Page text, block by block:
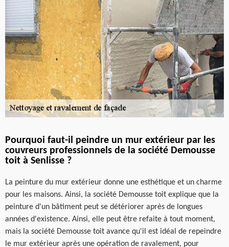
Pourquoi faut-il peindre un mur extérieur par les
couvreurs professionnels de la société Demousse
toit à Senlisse ?
La peinture du mur extérieur donne une esthétique et un charme
pour les maisons. Ainsi, la société Demousse toit explique que la
peinture d'un bâtiment peut se détériorer après de longues
années d'existence. Ainsi, elle peut être refaite à tout moment,
mais la société Demousse toit avance qu'il est idéal de repeindre
le mur extérieur après une opération de ravalement, pour